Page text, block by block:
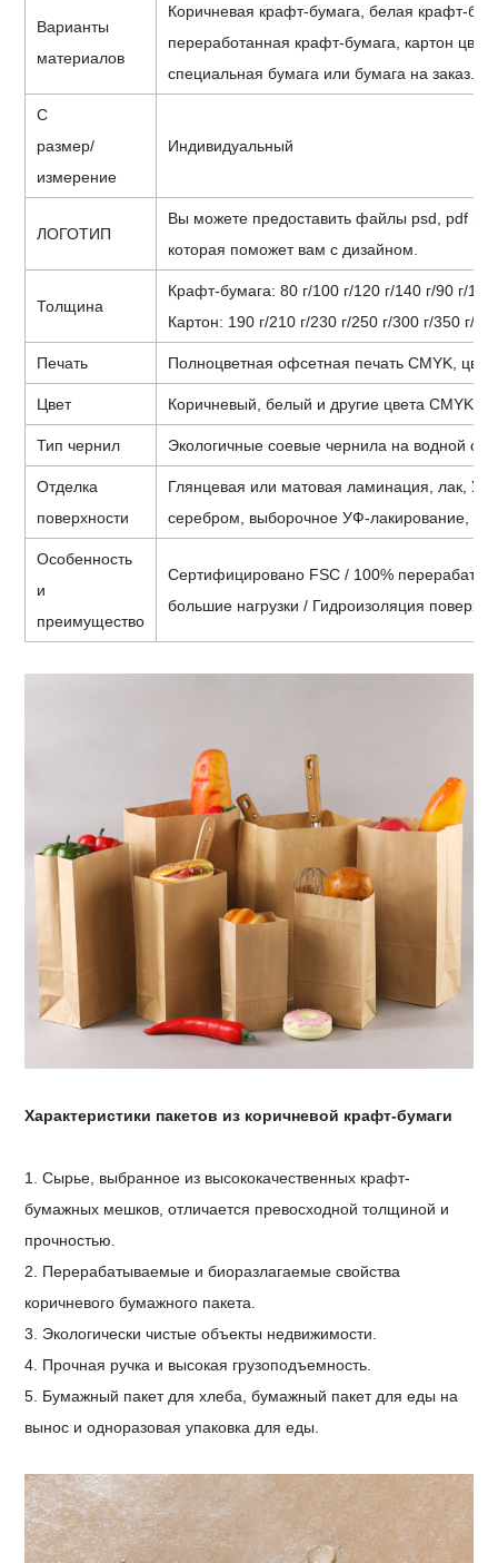
Варианты
материалов
Коричневая крафт-бумага, белая крафт-
переработанная крафт-бумага, картон
специальная бумага или бумага на заказ.
С
размер/
измерение
Индивидуальный
ЛОГОТИП
Вы можете предоставить файлы psd, pdf и
которая поможет вам с дизайном.
Толщина
Крафт-бумага: 80 г/100 г/120 г/140 г/90 г/150
Картон: 190 г/210 г/230 г/250 г/300 г/350 г/
Печать Полноцветная офсетная печать CMYK,
Цвет Коричневый, белый и другие цвета CMYK/
Тип чернил Экологичные соевые чернила на водной
Отделка
поверхности
Глянцевая или матовая ламинация, лак,
серебром, выборочное УФ-лакирование,
Особенность
и
преимущество
Сертифицировано FSC / 100%
большие нагрузки / Гидроизоляция
Характеристики пакетов из коричневой крафт-бумаги
1. Сырье, выбранное из высококачественных крафт-
бумажных мешков, отличается превосходной толщиной и
прочностью.
2. Перерабатываемые и биоразлагаемые свойства
коричневого бумажного пакета.
3. Экологически чистые объекты недвижимости.
4. Прочная ручка и высокая грузоподъемность.
5. Бумажный пакет для хлеба, бумажный пакет для еды на
вынос и одноразовая упаковка для еды.